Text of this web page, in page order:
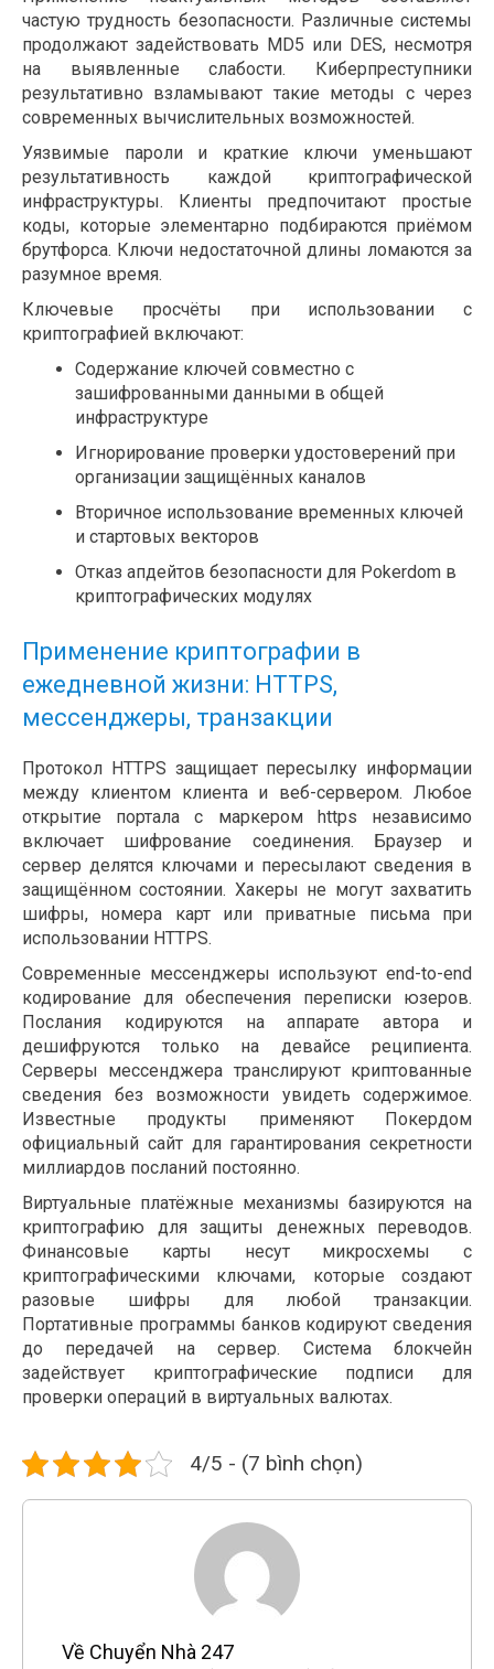
частую трудность безопасности. Различные системы
продолжают задействовать MD5 или DES, несмотря
на выявленные слабости. Киберпреступники
результативно взламывают такие методы с через
современных вычислительных возможностей.
Уязвимые пароли и краткие ключи уменьшают
результативность каждой криптографической
инфраструктуры. Клиенты предпочитают простые
коды, которые элементарно подбираются приёмом
брутфорса. Ключи недостаточной длины ломаются за
разумное время.
Ключевые просчёты при использовании с
криптографией включают:
Содержание ключей совместно с
зашифрованными данными в общей
инфраструктуре
Игнорирование проверки удостоверений при
организации защищённых каналов
Вторичное использование временных ключей
и стартовых векторов
Отказ апдейтов безопасности для Pokerdom в
криптографических модулях
Применение криптографии в
ежедневной жизни: HTTPS,
мессенджеры, транзакции
Протокол HTTPS защищает пересылку информации
между клиентом клиента и веб-сервером. Любое
открытие портала с маркером https независимо
включает шифрование соединения. Браузер и
сервер делятся ключами и пересылают сведения в
защищённом состоянии. Хакеры не могут захватить
шифры, номера карт или приватные письма при
использовании HTTPS.
Современные мессенджеры используют end-to-end
кодирование для обеспечения переписки юзеров.
Послания кодируются на аппарате автора и
дешифруются только на девайсе реципиента.
Серверы мессенджера транслируют криптованные
сведения без возможности увидеть содержимое.
Известные продукты применяют Покердом
официальный сайт для гарантирования секретности
миллиардов посланий постоянно.
Виртуальные платёжные механизмы базируются на
криптографию для защиты денежных переводов.
Финансовые карты несут микросхемы с
криптографическими ключами, которые создают
разовые шифры для любой транзакции.
Портативные программы банков кодируют сведения
до передачей на сервер. Система блокчейн
задействует криптографические подписи для
проверки операций в виртуальных валютах.
4/5 - (7 bình chọn)
Về Chuyển Nhà 247